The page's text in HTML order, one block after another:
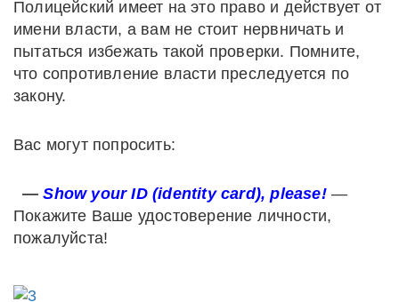
Полицейский имеет на это право и действует от
имени власти, а вам не стоит нервничать и
пытаться избежать такой проверки. Помните,
что сопротивление власти преследуется по
закону.
Вас могут попросить:
—Show your ID (identity card), please!—
Покажите Ваше удостоверение личности,
пожалуйста!